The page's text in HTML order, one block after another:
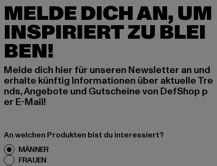
MELDE DICH AN, UM
INSPIRIERT ZU BLEI
BEN!
Melde dich hier für unseren Newsletter an und
erhalte künftig Informationen über aktuelle Tre
nds, Angebote und Gutscheine von DefShop p
er E-Mail!
An welchen Produkten bist du interessiert?
MÄNNER
FRAUEN